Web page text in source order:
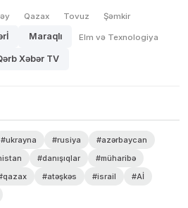
Qazax Tovuz Şəmkir
Maraqlı Elm və Texnologiya
Xəbər TV
#ukrayna #rusiya
#azərbaycan
#danışıqlar
#müharibə
#atəşkəs #israil
#Aİ